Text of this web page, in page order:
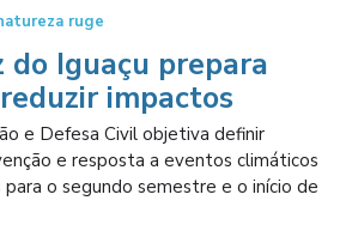
ruge
do Iguaçu prepara
impactos
e Defesa Civil objetiva definir
e resposta a eventos climáticos
o segundo semestre e o início de